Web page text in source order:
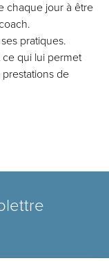
chaque jour à être
pratiques.
ce qui lui permet
de